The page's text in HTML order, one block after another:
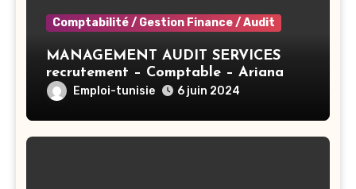
Comptabilité / Gestion Finance / Audit
MANAGEMENT AUDIT SERVICES
recrutement – Comptable – Ariana
Emploi-tunisie 6 juin 2024